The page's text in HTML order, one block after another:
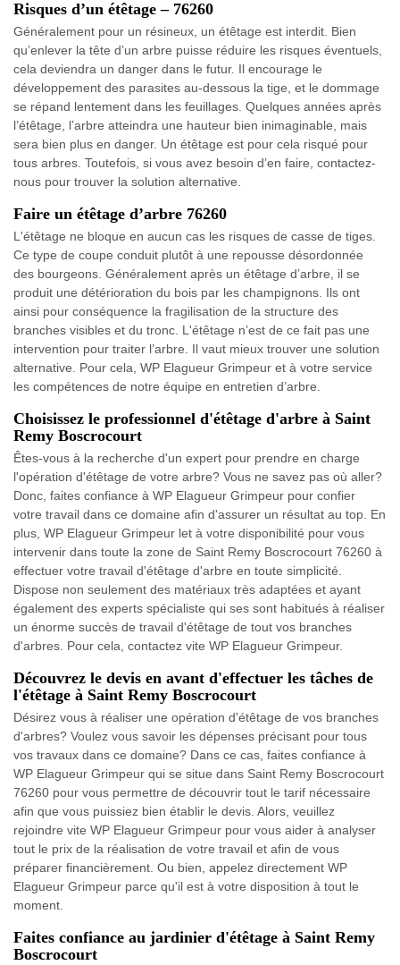
Risques d’un étêtage – 76260
Généralement pour un résineux, un étêtage est interdit. Bien
qu’enlever la tête d’un arbre puisse réduire les risques éventuels,
cela deviendra un danger dans le futur. Il encourage le
développement des parasites au-dessous la tige, et le dommage
se répand lentement dans les feuillages. Quelques années après
l’étêtage, l’arbre atteindra une hauteur bien inimaginable, mais
sera bien plus en danger. Un étêtage est pour cela risqué pour
tous arbres. Toutefois, si vous avez besoin d’en faire, contactez-
nous pour trouver la solution alternative.
Faire un étêtage d’arbre 76260
L'étêtage ne bloque en aucun cas les risques de casse de tiges.
Ce type de coupe conduit plutôt à une repousse désordonnée
des bourgeons. Généralement après un étêtage d’arbre, il se
produit une détérioration du bois par les champignons. Ils ont
ainsi pour conséquence la fragilisation de la structure des
branches visibles et du tronc. L'étêtage n’est de ce fait pas une
intervention pour traiter l’arbre. Il vaut mieux trouver une solution
alternative. Pour cela, WP Elagueur Grimpeur et à votre service
les compétences de notre équipe en entretien d’arbre.
Choisissez le professionnel d'étêtage d'arbre à Saint
Remy Boscrocourt
Êtes-vous à la recherche d'un expert pour prendre en charge
l'opération d'étêtage de votre arbre? Vous ne savez pas où aller?
Donc, faites confiance à WP Elagueur Grimpeur pour confier
votre travail dans ce domaine afin d'assurer un résultat au top. En
plus, WP Elagueur Grimpeur let à votre disponibilité pour vous
intervenir dans toute la zone de Saint Remy Boscrocourt 76260 à
effectuer votre travail d'étêtage d'arbre en toute simplicité.
Dispose non seulement des matériaux très adaptées et ayant
également des experts spécialiste qui ses sont habitués à réaliser
un énorme succès de travail d'étêtage de tout vos branches
d'arbres. Pour cela, contactez vite WP Elagueur Grimpeur.
Découvrez le devis en avant d'effectuer les tâches de
l'étêtage à Saint Remy Boscrocourt
Désirez vous à réaliser une opération d'étêtage de vos branches
d'arbres? Voulez vous savoir les dépenses précisant pour tous
vos travaux dans ce domaine? Dans ce cas, faites confiance à
WP Elagueur Grimpeur qui se situe dans Saint Remy Boscrocourt
76260 pour vous permettre de découvrir tout le tarif nécessaire
afin que vous puissiez bien établir le devis. Alors, veuillez
rejoindre vite WP Elagueur Grimpeur pour vous aider à analyser
tout le prix de la réalisation de votre travail et afin de vous
préparer financièrement. Ou bien, appelez directement WP
Elagueur Grimpeur parce qu'il est à votre disposition à tout le
moment.
Faites confiance au jardinier d'étêtage à Saint Remy
Boscrocourt